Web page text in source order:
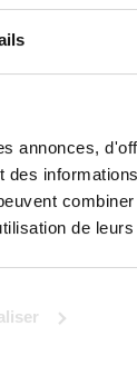
annonces,
de